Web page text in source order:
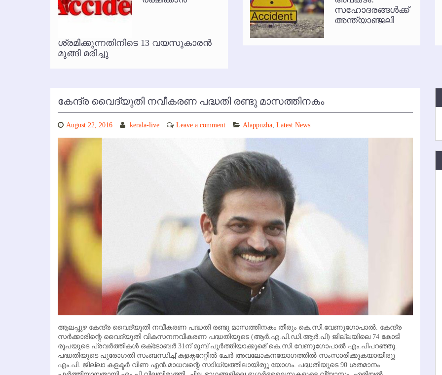
കോഴിക്കോട് വിമാനത്താവളത്തില്‍ അനധികൃത പാര്‍ക്കിംഗ് പിരിവ് : പരാതി തള്ളി
ശ്രമിക്കുന്നതിനിടെ 13 വയസുകാരന്‍
മുങ്ങി മരിച്ചു
സഹോദരങ്ങള്‍ക്ക്
അന്ത്യാഞ്ജലി
കേന്ദ്ര വൈദ്യുതി നവീകരണ പദ്ധതി രണ്ടു മാസത്തിനകം
August 22, 2016 kerala-live Leave a comment Alappuzha, Latest News
ആലപ്പുഴ കേന്ദ്ര വൈദ്യുതി നവീകരണ പദ്ധതി രണ്ടു മാസത്തിനകം തീരും കെ.സി.വേണുഗോപാല്‍. കേന്ദ്ര
സര്‍ക്കാരിന്റെ വൈദ്യുതി വികസനനവീകരണ പദ്ധതിയുടെ (ആര്‍.എ.പി.ഡി.ആര്‍.പി) ജില്ലയിലെ 74 കോടി
രൂപയുടെ പ്രവര്‍ത്തികള്‍ ഒക്‌ടോബര്‍ 31ന് മുമ്പ് പൂര്‍ത്തിയാക്കുമെ് കെ.സി.വേണുഗോപാല്‍ എം.പിപറഞ്ഞു.
പദ്ധതിയുടെ പുരോഗതി സംബന്ധിച്ച് കളക്ടറേറ്റില്‍ ചേര്‍ അവലോകനയോഗത്തില്‍ സംസാരിക്കുകയായിരുു
എം.പി. ജില്ലാ കളക്ടര്‍ വീണ എന്‍.മാധവന്റെ സാിധ്യത്തിലായിരുു യോഗം. പദ്ധതിയുടെ 90 ശതമാനം